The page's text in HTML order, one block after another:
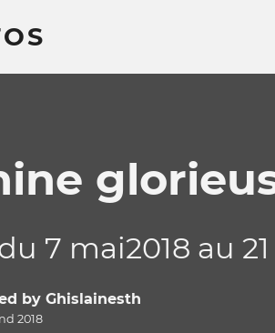
7 mai2018 au
by Ghislainesth
2018